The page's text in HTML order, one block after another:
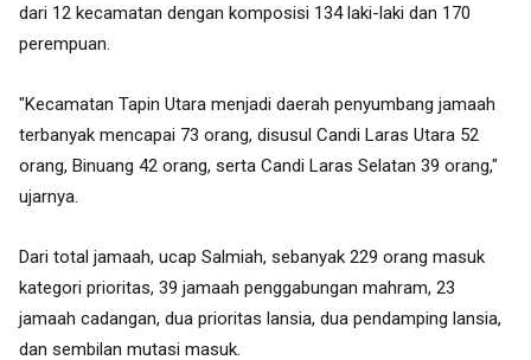
dari 12 kecamatan dengan komposisi 134 laki-laki dan 170
perempuan.
"Kecamatan Tapin Utara menjadi daerah penyumbang jamaah
terbanyak mencapai 73 orang, disusul Candi Laras Utara 52
orang, Binuang 42 orang, serta Candi Laras Selatan 39 orang,"
ujarnya.
Dari total jamaah, ucap Salmiah, sebanyak 229 orang masuk
kategori prioritas, 39 jamaah penggabungan mahram, 23
jamaah cadangan, dua prioritas lansia, dua pendamping lansia,
dan sembilan mutasi masuk.